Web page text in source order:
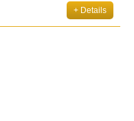
+ Details